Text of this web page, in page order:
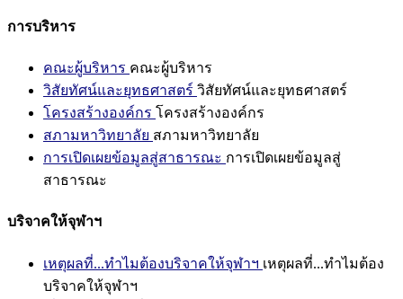
การบริหาร
คณะผู้บริหาร คณะผู้บริหาร
วิสัยทัศน์และยุทธศาสตร์ วิสัยทัศน์และยุทธศาสตร์
โครงสร้างองค์กร โครงสร้างองค์กร
สภามหาวิทยาลัย สภามหาวิทยาลัย
การเปิดเผยข้อมูลสู่สาธารณะ การเปิดเผยข้อมูลสู่
สาธารณะ
บริจาคให้จุฬาฯ
เหตุผลที่...ทำไมต้องบริจาคให้จุฬาฯ เหตุผลที่...ทำไมต้อง
บริจาคให้จุฬาฯ